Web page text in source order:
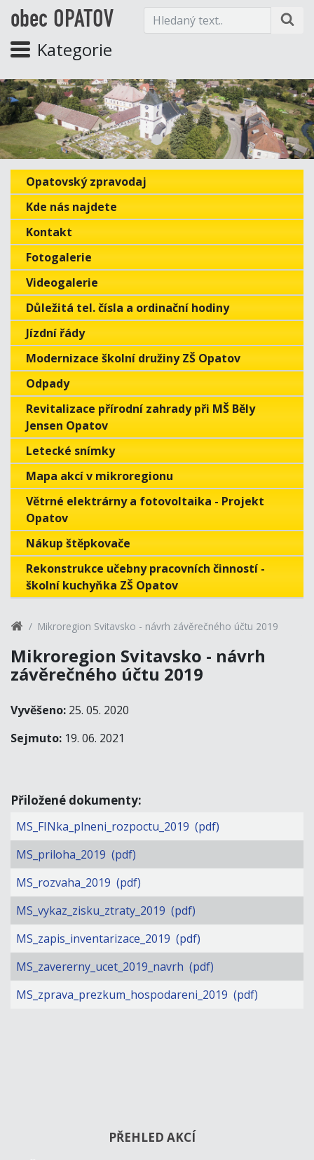
obec OPATOV
Kategorie
Opatovský zpravodaj
Kde nás najdete
Kontakt
Fotogalerie
Videogalerie
Důležitá tel. čísla a ordinační hodiny
Jízdní řády
Modernizace školní družiny ZŠ Opatov
Odpady
Revitalizace přírodní zahrady při MŠ Běly
Jensen Opatov
Letecké snímky
Mapa akcí v mikroregionu
Větrné elektrárny a fotovoltaika - Projekt
Opatov
Nákup štěpkovače
Rekonstrukce učebny pracovních činností -
školní kuchyňka ZŠ Opatov
Mikroregion Svitavsko - návrh závěrečného účtu 2019
Mikroregion Svitavsko - návrh
závěrečného účtu 2019
Vyvěšeno: 25. 05. 2020
Sejmuto: 19. 06. 2021
Přiložené dokumenty:
MS_FINka_plneni_rozpoctu_2019 (pdf)
MS_priloha_2019 (pdf)
MS_rozvaha_2019 (pdf)
MS_vykaz_zisku_ztraty_2019 (pdf)
MS_zapis_inventarizace_2019 (pdf)
MS_zavererny_ucet_2019_navrh (pdf)
MS_zprava_prezkum_hospodareni_2019 (pdf)
PŘEHLED AKCÍ